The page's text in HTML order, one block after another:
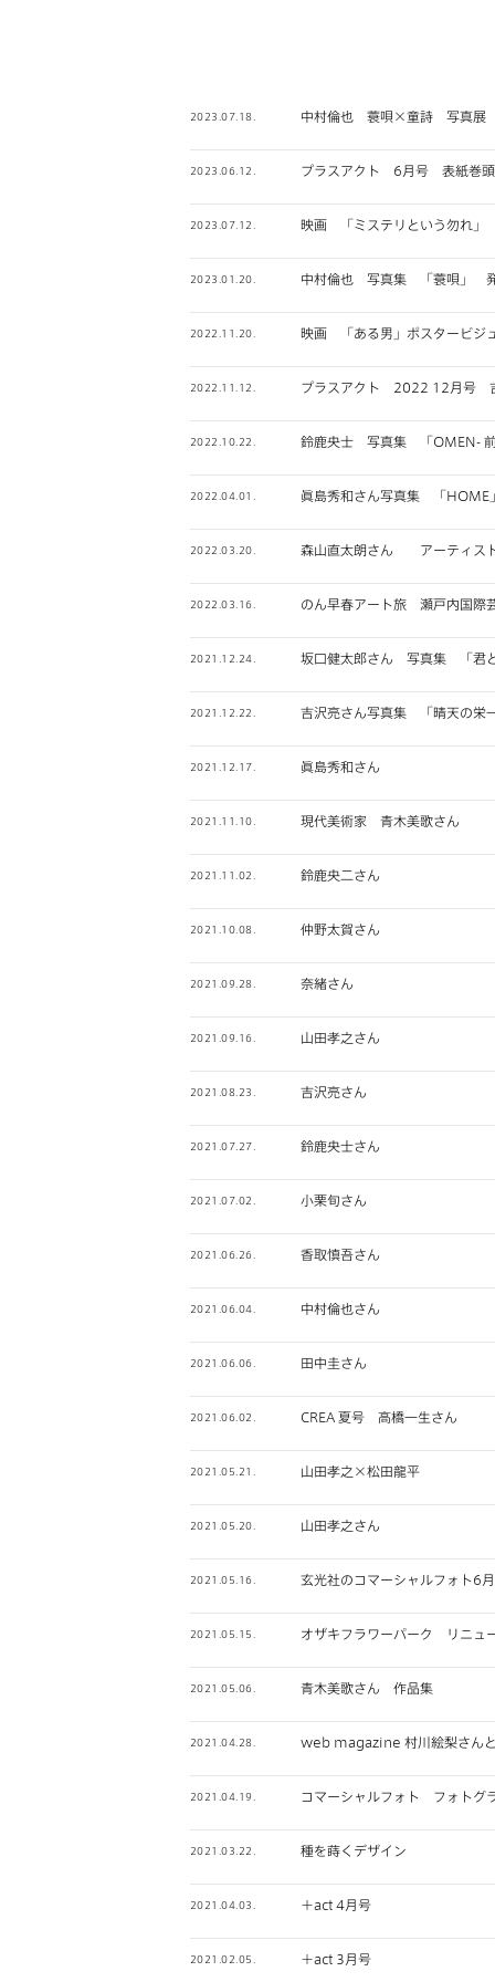
2023.07.18. 中村倫也 蓑唄×童詩 写真展
2023.06.12. プラスアクト 6月号 表紙巻頭
2023.07.12. 映画 「ミステリという勿れ」
2023.01.20. 中村倫也 写真集 「蓑唄」
2022.11.20. 映画 「ある男」ポスタービジ
2022.11.12. プラスアクト 2022 12月号
2022.10.22. 鈴鹿央士 写真集 「OMEN- 前
2022.04.01. 眞島秀和さん写真集 「HOME
2022.03.20. 森山直太朗さん アーティス
2022.03.16. のん早春アート旅 瀬戸内国
2021.12.24. 坂口健太郎さん 写真集 「君
2021.12.22. 吉沢亮さん写真集 「晴天の栄
2021.12.17. 眞島秀和さん
2021.11.10. 現代美術家 青木美歌さん
2021.11.02. 鈴鹿央二さん
2021.10.08. 仲野太賀さん
2021.09.28. 奈緒さん
2021.09.16. 山田孝之さん
2021.08.23. 吉沢亮さん
2021.07.27. 鈴鹿央士さん
2021.07.02. 小栗旬さん
2021.06.26. 香取慎吾さん
2021.06.04. 中村倫也さん
2021.06.06. 田中圭さん
2021.06.02. CREA 夏号 高橋一生さん
2021.05.21. 山田孝之×松田龍平
2021.05.20. 山田孝之さん
2021.05.16. 玄光社のコマーシャルフォト
2021.05.15. オザキフラワーパーク リニュ
2021.05.06. 青木美歌さん 作品集
2021.04.28. web magazine 村川絵梨さ
2021.04.19. コマーシャルフォト フォト
2021.03.22. 種を蒔くデザイン
2021.04.03. ＋act 4月号
2021.02.05. ＋act 3月号